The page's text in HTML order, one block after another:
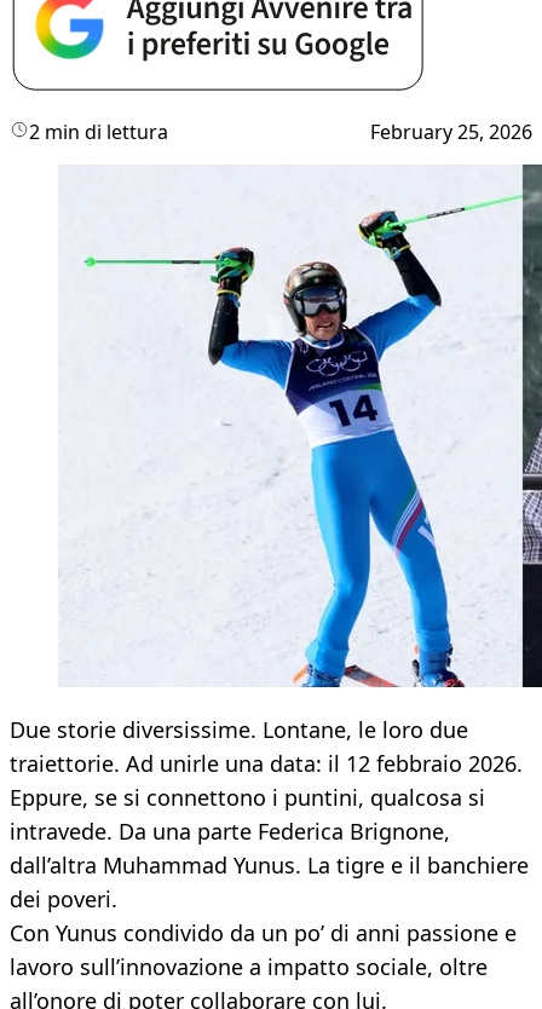
2 min di lettura February 25, 2026
Due storie diversissime. Lontane, le loro due
traiettorie. Ad unirle una data: il 12 febbraio 2026.
Eppure, se si connettono i puntini, qualcosa si
intravede. Da una parte Federica Brignone,
dall’altra Muhammad Yunus. La tigre e il banchiere
dei poveri.
Con Yunus condivido da un po’ di anni passione e
lavoro sull’innovazione a impatto sociale, oltre
all’onore di poter collaborare con lui.